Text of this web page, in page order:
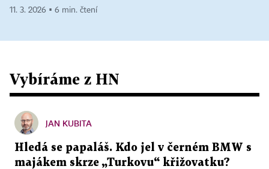
11. 3. 2026 ▪ 6 min. čtení
Vybíráme z HN
JAN KUBITA
Hledá se papaláš. Kdo jel v černém BMW s
majákem skrze „Turkovu“ křižovatku?